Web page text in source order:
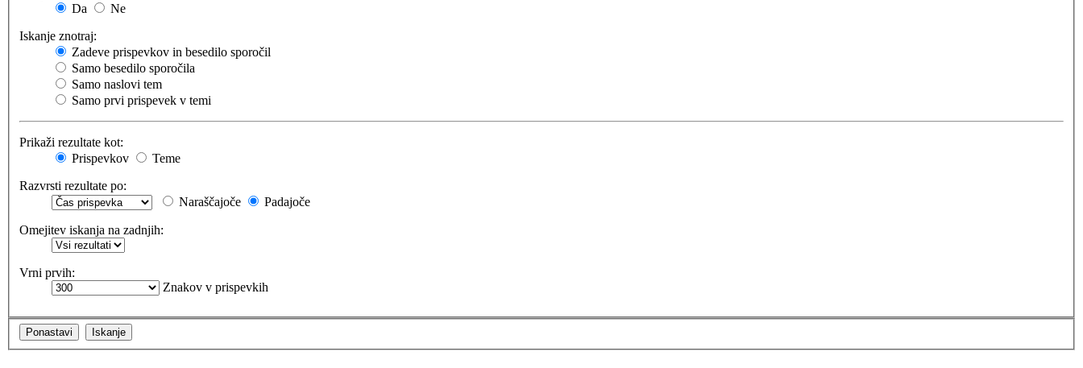
Da
Ne
Iskanje znotraj:
Zadeve prispevkov in besedilo sporočil
Samo besedilo sporočila
Samo naslovi tem
Samo prvi prispevek v temi
Prikaži rezultate kot:
Prispevkov
Teme
Razvrsti rezultate po:
Naraščajoče
Padajoče
Omejitev iskanja na zadnjih:
Vrni prvih:
Znakov v prispevkih